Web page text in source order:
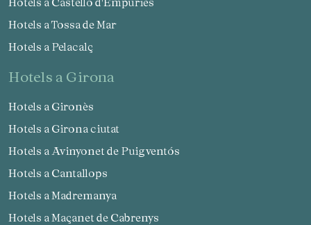
Hotels a Tossa de Mar
Hotels a Pelacalç
hotels a Girona
Hotels a Gironès
Hotels a Girona ciutat
Hotels a Avinyonet de Puigventós
Hotels a Cantallops
Hotels a Madremanya
Hotels a Maçanet de Cabrenys